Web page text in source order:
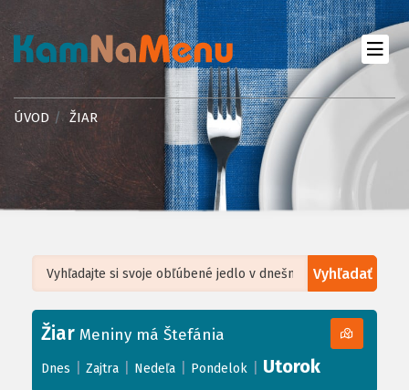
ÚVOD ŽIAR
Vyhľadať
+
−
Leaflet| ©OpenStreetMap, Tiles courtesy ofHumanitarian OpenStreetMap
Žiar Meniny má Štefánia
Dnes Zajtra Nedeľa Pondelok Utorok